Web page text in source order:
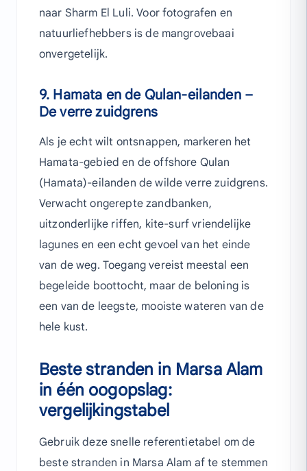
naar Sharm El Luli. Voor fotografen en
natuurliefhebbers is de mangrovebaai
onvergetelijk.
9. Hamata en de Qulan-eilanden –
De verre zuidgrens
Als je echt wilt ontsnappen, markeren het
Hamata-gebied en de offshore Qulan
(Hamata)-eilanden de wilde verre zuidgrens.
Verwacht ongerepte zandbanken,
uitzonderlijke riffen, kite-surf vriendelijke
lagunes en een echt gevoel van het einde
van de weg. Toegang vereist meestal een
begeleide boottocht, maar de beloning is
een van de leegste, mooiste wateren van de
hele kust.
Beste stranden in Marsa Alam
in één oogopslag:
vergelijkingstabel
Gebruik deze snelle referentietabel om de
beste stranden in Marsa Alam af te stemmen